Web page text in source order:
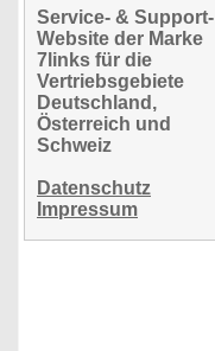
Service- & Support-
Website der Marke
7links für die
Vertriebsgebiete
Deutschland,
Österreich und
Schweiz
Datenschutz
Impressum